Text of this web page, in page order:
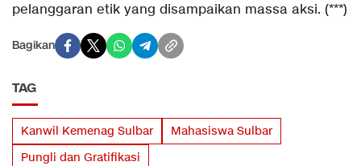
pelanggaran etik yang disampaikan massa aksi. (***)
Bagikan
TAG
Kanwil Kemenag Sulbar
Mahasiswa Sulbar
Pungli dan Gratifikasi